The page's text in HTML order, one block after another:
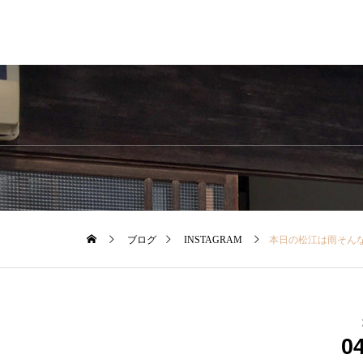
ブログ INSTAGRAM 本日の松江は雨️そんな日もお気に入りのレインアイテムがあればお出かけもお仕事も楽しくなる！・「Traditional Weatherwear」のレインアイテムをご紹介▼レインコートこちらは高い撥水性・防風性を備えたポリエステル製のパッカブルレインコ